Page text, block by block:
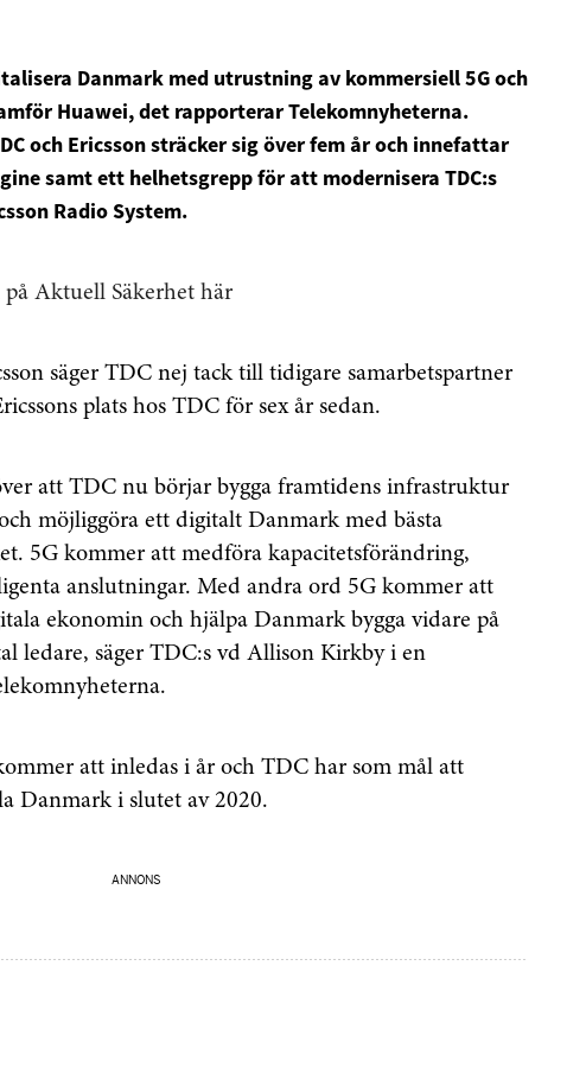
Danmark med utrustning av kommersiell 5G och
Huawei, det rapporterar Telekomnyheterna.
och Ericsson sträcker sig över fem år och innefattar
samt ett helhetsgrepp för att modernisera TDC:s
Radio System.
Aktuell Säkerhet här
säger TDC nej tack till tidigare samarbetspartner
plats hos TDC för sex år sedan.
att TDC nu börjar bygga framtidens infrastruktur
möjliggöra ett digitalt Danmark med bästa
5G kommer att medföra kapacitetsförändring,
anslutningar. Med andra ord 5G kommer att
ekonomin och hjälpa Danmark bygga vidare på
ledare, säger TDC:s vd Allison Kirkby i en
att inledas i år och TDC har som mål att
Danmark i slutet av 2020.
ANNONS